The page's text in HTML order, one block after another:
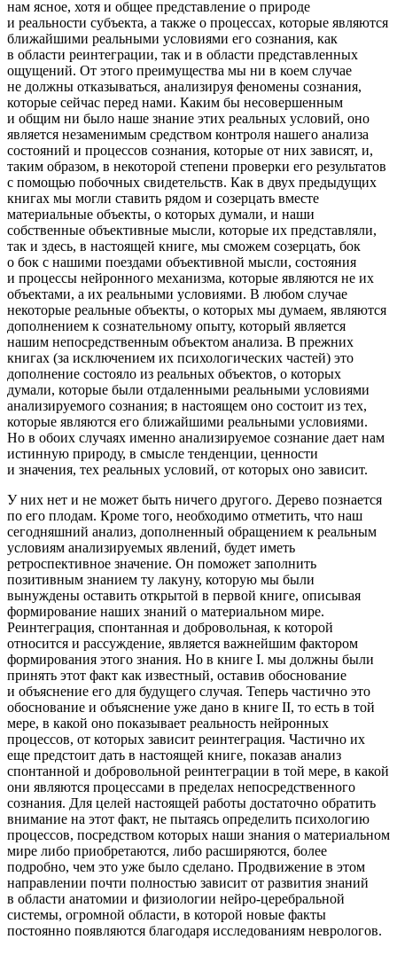
нам ясное, хотя и общее представление о природе
и реальности субъекта, а также о процессах, которые являются
ближайшими реальными условиями его сознания, как
в области реинтеграции, так и в области представленных
ощущений. От этого преимущества мы ни в коем случае
не должны отказываться, анализируя феномены сознания,
которые сейчас перед нами. Каким бы несовершенным
и общим ни было наше знание этих реальных условий, оно
является незаменимым средством контроля нашего анализа
состояний и процессов сознания, которые от них зависят, и,
таким образом, в некоторой степени проверки его результатов
с помощью побочных свидетельств. Как в двух предыдущих
книгах мы могли ставить рядом и созерцать вместе
материальные объекты, о которых думали, и наши
собственные объективные мысли, которые их представляли,
так и здесь, в настоящей книге, мы сможем созерцать, бок
о бок с нашими поездами объективной мысли, состояния
и процессы нейронного механизма, которые являются не их
объектами, а их реальными условиями. В любом случае
некоторые реальные объекты, о которых мы думаем, являются
дополнением к сознательному опыту, который является
нашим непосредственным объектом анализа. В прежних
книгах (за исключением их психологических частей) это
дополнение состояло из реальных объектов, о которых
думали, которые были отдаленными реальными условиями
анализируемого сознания; в настоящем оно состоит из тех,
которые являются его ближайшими реальными условиями.
Но в обоих случаях именно анализируемое сознание дает нам
истинную природу, в смысле тенденции, ценности
и значения, тех реальных условий, от которых оно зависит.
У них нет и не может быть ничего другого. Дерево познается
по его плодам. Кроме того, необходимо отметить, что наш
сегодняшний анализ, дополненный обращением к реальным
условиям анализируемых явлений, будет иметь
ретроспективное значение. Он поможет заполнить
позитивным знанием ту лакуну, которую мы были
вынуждены оставить открытой в первой книге, описывая
формирование наших знаний о материальном мире.
Реинтеграция, спонтанная и добровольная, к которой
относится и рассуждение, является важнейшим фактором
формирования этого знания. Но в книге I. мы должны были
принять этот факт как известный, оставив обоснование
и объяснение его для будущего случая. Теперь частично это
обоснование и объяснение уже дано в книге II, то есть в той
мере, в какой оно показывает реальность нейронных
процессов, от которых зависит реинтеграция. Частично их
еще предстоит дать в настоящей книге, показав анализ
спонтанной и добровольной реинтеграции в той мере, в какой
они являются процессами в пределах непосредственного
сознания. Для целей настоящей работы достаточно обратить
внимание на этот факт, не пытаясь определить психологию
процессов, посредством которых наши знания о материальном
мире либо приобретаются, либо расширяются, более
подробно, чем это уже было сделано. Продвижение в этом
направлении почти полностью зависит от развития знаний
в области анатомии и физиологии нейро-церебральной
системы, огромной области, в которой новые факты
постоянно появляются благодаря исследованиям неврологов.